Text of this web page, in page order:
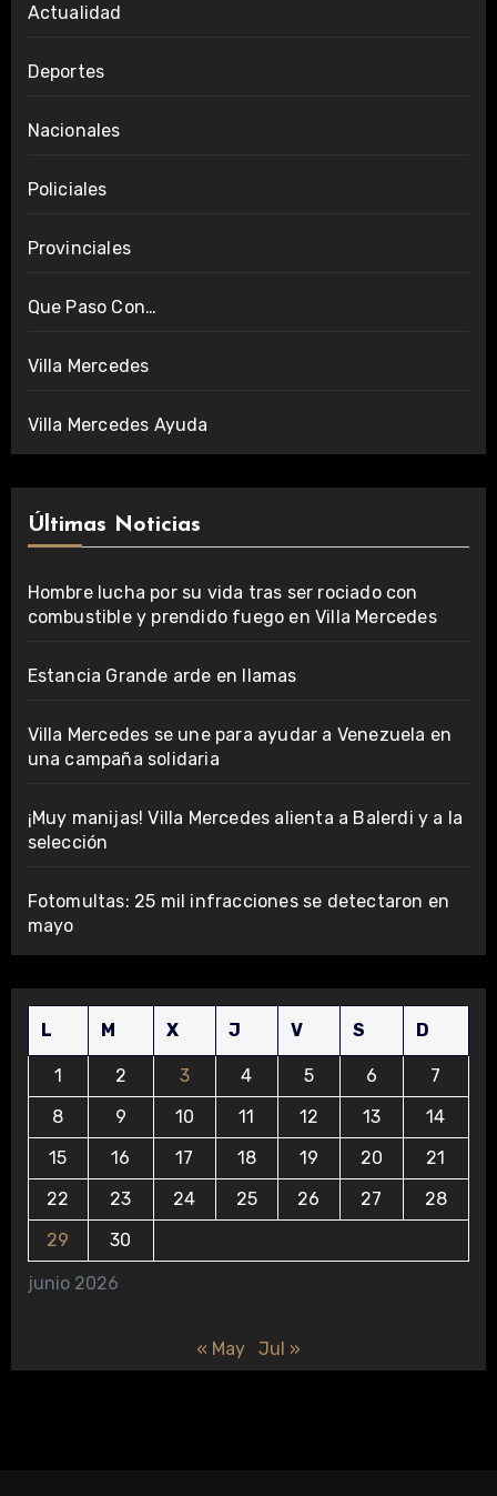
Actualidad
Deportes
Nacionales
Policiales
Provinciales
Que Paso Con…
Villa Mercedes
Villa Mercedes Ayuda
Últimas Noticias
Hombre lucha por su vida tras ser rociado con
combustible y prendido fuego en Villa Mercedes
Estancia Grande arde en llamas
Villa Mercedes se une para ayudar a Venezuela en
una campaña solidaria
¡Muy manijas! Villa Mercedes alienta a Balerdi y a la
selección
Fotomultas: 25 mil infracciones se detectaron en
mayo
junio 2026
L M X J V S D
1 2 3 4 5 6
7
8
9 10 11 12 13
14
15
16 17 18 19 20
21
22
23 24 25 26 27
28
29
30
« May Jul »